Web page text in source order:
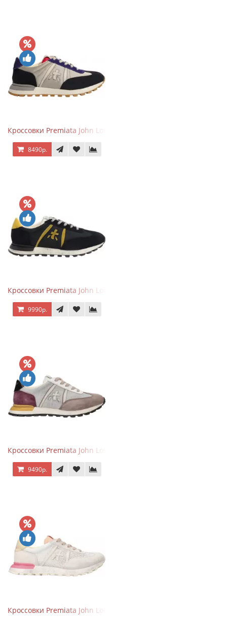
Кроссовки Premiata John Low черные с серым
8490р.
Кроссовки Premiata John Low черные с желтым
9990р.
Кроссовки Premiata John Low Gray Brown Purple
9490р.
Кроссовки Premiata John Low Gray Pink